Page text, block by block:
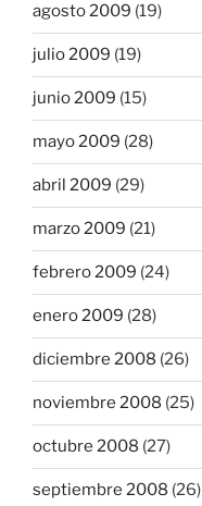
agosto 2009 (19)
julio 2009 (19)
junio 2009 (15)
mayo 2009 (28)
abril 2009 (29)
marzo 2009 (21)
febrero 2009 (24)
enero 2009 (28)
diciembre 2008 (26)
noviembre 2008 (25)
octubre 2008 (27)
septiembre 2008 (26)